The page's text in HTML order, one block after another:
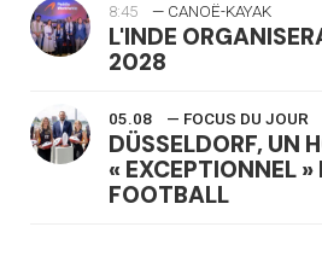
8:45 — CANOË-KAYAK
L'INDE
2028
05.08 — FOCUS DU JOUR
DÜSSELDORF, UN
« EXCEPTIONNEL »
FOOTBALL